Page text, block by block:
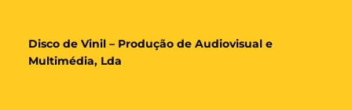
Disco de Vinil – Produção de Audiovisual e
Multimédia, Lda